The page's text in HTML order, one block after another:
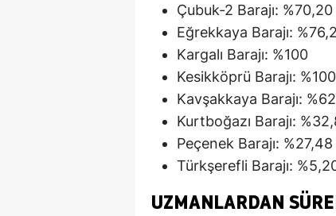
Çubuk-2 Barajı: %70,20
Eğrekkaya Barajı:
Kargalı Barajı: %100
Kesikköprü Barajı: %100
Kavşakkaya Barajı:
Kurtboğazı Barajı:
Peçenek Barajı: %27,48
Türkşerefli Barajı:
UZMANLARDAN